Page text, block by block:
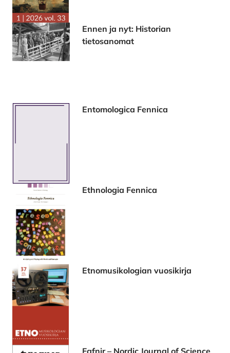
Ennen ja nyt: Historian
tietosanomat
Entomologica Fennica
Ethnologia Fennica
Etnomusikologian vuosikirja
Fafnir – Nordic Journal of Science